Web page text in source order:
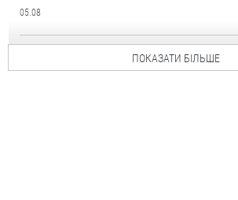
05.08
ПОКАЗАТИ БІЛЬШЕ